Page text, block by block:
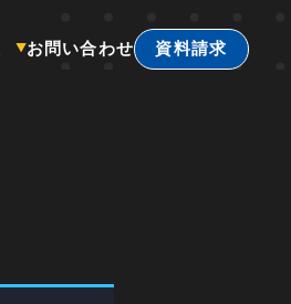
お問い合わせ 資料請求